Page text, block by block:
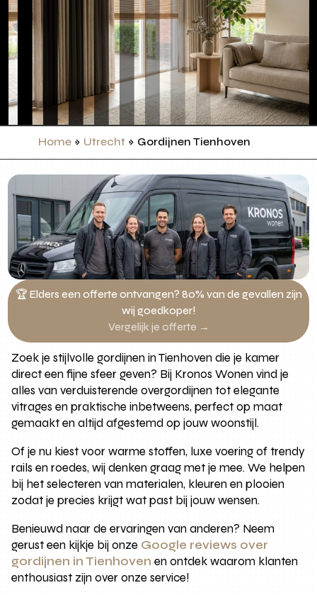
Home » Utrecht » Gordijnen Tienhoven
🏆 Elders een offerte ontvangen? 80% van de gevallen zijn
wij goedkoper!
Vergelijk je offerte →
Zoek je stijlvolle gordijnen in Tienhoven die je kamer
direct een fijne sfeer geven? Bij Kronos Wonen vind je
alles van verduisterende overgordijnen tot elegante
vitrages en praktische inbetweens, perfect op maat
gemaakt en altijd afgestemd op jouw woonstijl.
Of je nu kiest voor warme stoffen, luxe voering of trendy
rails en roedes, wij denken graag met je mee. We helpen
bij het selecteren van materialen, kleuren en plooien
zodat je precies krijgt wat past bij jouw wensen.
Benieuwd naar de ervaringen van anderen? Neem
gerust een kijkje bij onze Google reviews over
gordijnen in Tienhoven en ontdek waarom klanten
enthousiast zijn over onze service!